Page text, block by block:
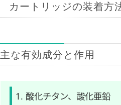
カートリッジの装着方
主な有効成分と作用
1. 酸化チタン、酸化亜鉛